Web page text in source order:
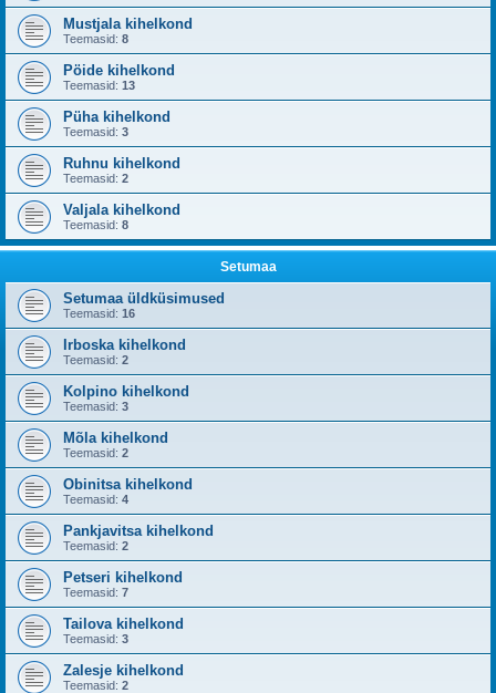
Mustjala kihelkond
Teemasid: 8
Pöide kihelkond
Teemasid: 13
Püha kihelkond
Teemasid: 3
Ruhnu kihelkond
Teemasid: 2
Valjala kihelkond
Teemasid: 8
Setumaa
Setumaa üldküsimused
Teemasid: 16
Irboska kihelkond
Teemasid: 2
Kolpino kihelkond
Teemasid: 3
Mõla kihelkond
Teemasid: 2
Obinitsa kihelkond
Teemasid: 4
Pankjavitsa kihelkond
Teemasid: 2
Petseri kihelkond
Teemasid: 7
Tailova kihelkond
Teemasid: 3
Zalesje kihelkond
Teemasid: 2